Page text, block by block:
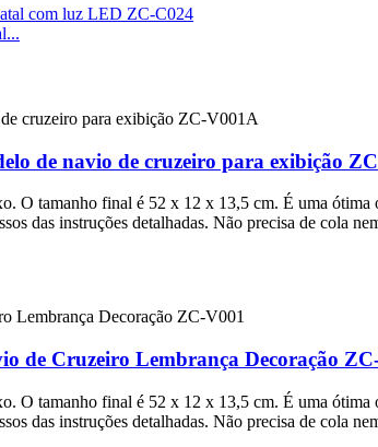
de navio de cruzeiro para exibição
O tamanho final é 52 x 12 x 13,5 cm. É uma ótima
das instruções detalhadas. Não precisa de cola
de Cruzeiro Lembrança Decoração
O tamanho final é 52 x 12 x 13,5 cm. É uma ótima
das instruções detalhadas. Não precisa de cola